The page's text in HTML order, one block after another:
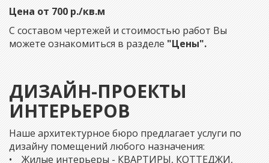
Цена от 700 р./кв.м
С составом чертежей и стоимостью работ Вы
можете ознакомиться в разделе "Цены".
ДИЗАЙН-ПРОЕКТЫ
ИНТЕРЬЕРОВ
Наше архитектурное бюро предлагает услуги по
дизайну помещений любого назначения:
• Жилые интерьеры - КВАРТИРЫ, КОТТЕДЖИ,